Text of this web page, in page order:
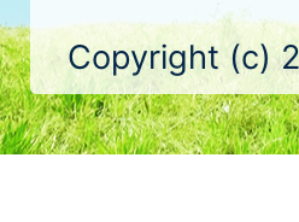
Copyright (c)